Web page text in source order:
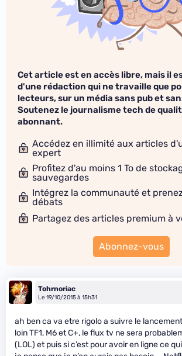
Cet article est en accès libre, mais il
d'une rédaction qui ne travaille que
lecteurs, sur un média sans pub et
Soutenez le journalisme tech de
abonnant.
Accédez en illimité aux articles
expert
Profitez d'au moins 1 To de
sauvegardes
Intégrez la communauté et
débats
Partagez des articles premium à
Abonnez-vous
Tohrnoriac
Le 19/10/2015 à 15h31
ah ben ca va etre rigolo a suivre le
loin TF1, M6 et C+, le flux tv ne sera
(LOL) et puis si c’est pour avoir en ligne ce